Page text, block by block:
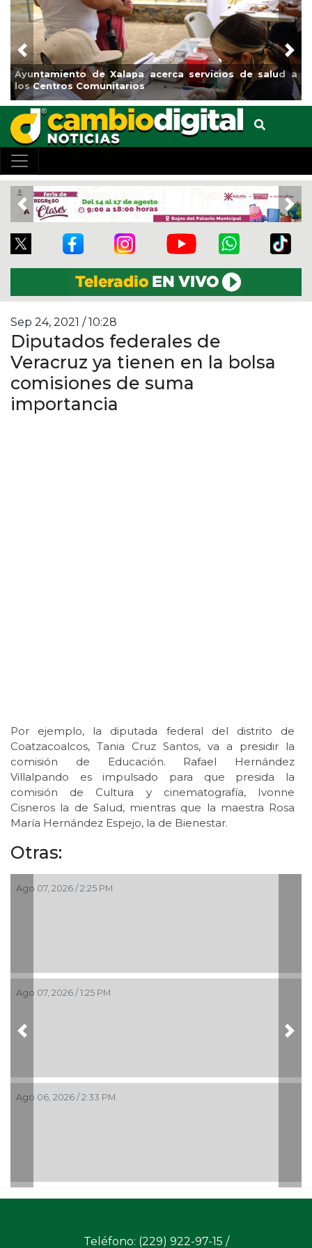
Ayuntamiento de Xalapa acerca servicios de salud a
los Centros Comunitarios
Previous
Previous
Sep 24, 2021 / 10:28
Diputados federales de
Veracruz ya tienen en la bolsa
comisiones de suma
importancia
Por ejemplo, la diputada federal del distrito de
Coatzacoalcos, Tania Cruz Santos, va a presidir la
comisión de Educación. Rafael Hernández
Villalpando es impulsado para que presida la
comisión de Cultura y cinematografía, Ivonne
Cisneros la de Salud, mientras que la maestra Rosa
María Hernández Espejo, la de Bienestar.
Otras:
Ago 07, 2026 / 2:25 PM
Ago 07, 2026 / 1:25 PM
Ago 06, 2026 / 2:33 PM
Previous
Teléfono: (229) 922-97-15 /